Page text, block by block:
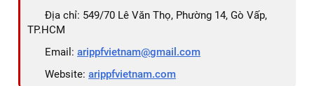
Địa chỉ: 549/70 Lê Văn Thọ, Phường 14, Gò Vấp,
TP.HCM
Email: arippfvietnam@gmail.com
Website: arippfvietnam.com